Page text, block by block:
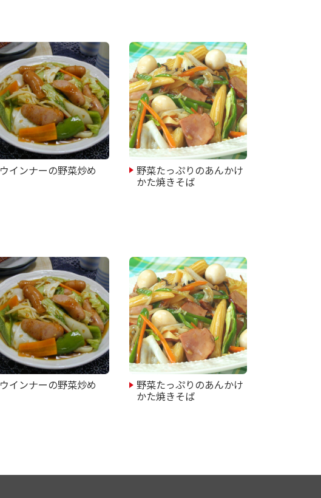
ウインナーの野菜炒め 野菜たっぷりのあんかけ
かた焼きそば
ウインナーの野菜炒め 野菜たっぷりのあんかけ
かた焼きそば